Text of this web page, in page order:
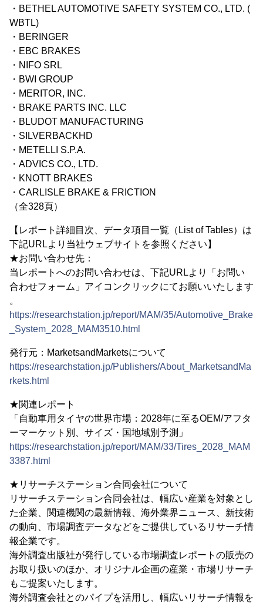
・BETHEL AUTOMOTIVE SAFETY SYSTEM CO., LTD. (
WBTL)
・BERINGER
・EBC BRAKES
・NIFO SRL
・BWI GROUP
・MERITOR, INC.
・BRAKE PARTS INC. LLC
・BLUDOT MANUFACTURING
・SILVERBACKHD
・METELLI S.P.A.
・ADVICS CO., LTD.
・KNOTT BRAKES
・CARLISLE BRAKE & FRICTION
（全328頁）
【レポート詳細目次、データ項目一覧（List of Tables）は
下記URLより当社ウェブサイトを参照ください】
★お問い合わせ先：
当レポートへのお問い合わせは、下記URLより「お問い
合わせフォーム」アイコンクリックにてお願いいたします
。
https://researchstation.jp/report/MAM/35/Automotive_Brake
_System_2028_MAM3510.html
発行元：MarketsandMarketsについて
https://researchstation.jp/Publishers/About_MarketsandMa
rkets.html
★関連レポート
「自動車用タイヤの世界市場：2028年に至るOEM/アフタ
ーマーケット別、サイズ・国地域別予測」
https://researchstation.jp/report/MAM/33/Tires_2028_MAM
3387.html
★リサーチステーション合同会社について
リサーチステーション合同会社は、幅広い産業を対象とし
た企業、関連機関の最新情報、海外業界ニュース、新技術
の動向、市場調査データなどをご提供しているリサーチ情
報企業です。
海外調査出版社が発行している市場調査レポートの販売の
お取り扱いのほか、オリジナル企画の産業・市場リサーチ
もご提案いたします。
海外調査会社とのパイプを活用し、幅広いリサーチ情報を